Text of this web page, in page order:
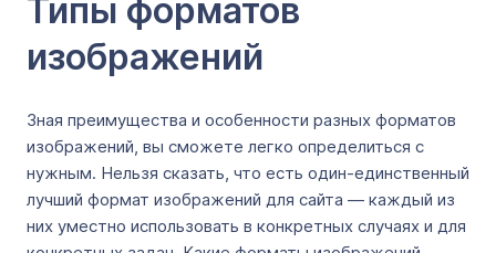
Типы форматов
изображений
Зная преимущества и особенности разных форматов
изображений, вы сможете легко определиться с
нужным. Нельзя сказать, что есть один-единственный
лучший формат изображений для сайта — каждый из
них уместно использовать в конкретных случаях и для